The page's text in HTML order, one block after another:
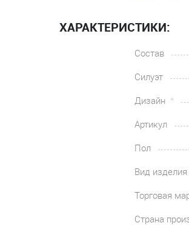
ХАРАКТЕРИСТИКИ:
Состав
Силуэт
Дизайн
Артикул
Пол
Вид изделия
Торговая
Страна